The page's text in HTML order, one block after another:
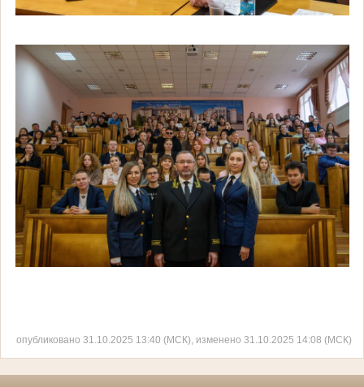
опубликовано 31.10.2025 13:40 (МСК), изменено 31.10.2025 14:08 (МСК)